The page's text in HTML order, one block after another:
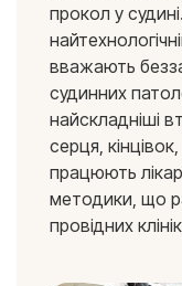
прокол у
вважають
судинних
найскладніші
серця,
працюють
методики, що
провідних